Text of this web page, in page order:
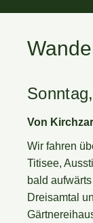
Von
Wir fahren
Titisee,
bald
Dreisamtal